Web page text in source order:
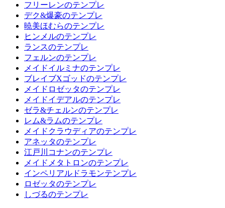
フリーレンのテンプレ
デク&爆豪のテンプレ
暁美ほむらのテンプレ
ヒンメルのテンプレ
ランスのテンプレ
フェルンのテンプレ
メイドイルミナのテンプレ
ブレイブXゴッドのテンプレ
メイドロゼッタのテンプレ
メイドイデアルのテンプレ
ゼラ&チェルンのテンプレ
レム&ラムのテンプレ
メイドクラウディアのテンプレ
アネッタのテンプレ
江戸川コナンのテンプレ
メイドメタトロンのテンプレ
インペリアルドラモンテンプレ
ロゼッタのテンプレ
しづるのテンプレ